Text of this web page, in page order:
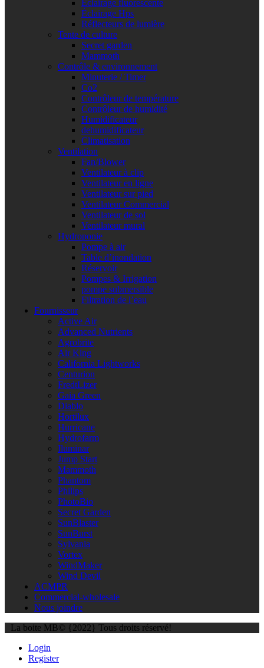
Éclairage fluorescente
Éclairage Hps
Réflecteurs de lumière
Tente de culture
Secret garden
Mammoth
Contrôle & environnement
Minuterie / Timer
Co2
Contrôleur de température
Contrôleur de humidité
Humidificateur
dehumidificateur
Climatisation
Ventilation
Fan/Blower
Ventilateur à clip
Ventilateur en ligne
Ventilateur sur pied
Ventilateur Commercial
Ventilateur de sol
Ventilateur mural
Hydroponie
Pompe à air
Table d’inondation
Réservoir
Pompes & Irrigation
pompe submersible
Filtration de l’eau
Fournisseur
Active Air
Advanced Nutrients
Agrobrite
Air King
California Lightworks
Centurion
FredtLizer
Gaia Green
Diablo
Hortilux
Hurricane
Hydrofarm
Iluminar
Jump Start
Mammoth
Phantom
Philips
PhotoBio
Secret Garden
SunBlaster
SunBurst
Sylvania
Vortex
WindMaker
Wind Devil
ACMPR
Commercial-wholesale
Nous joindre
La boite MB© {2022} Tous droits réservé!
Login
Register